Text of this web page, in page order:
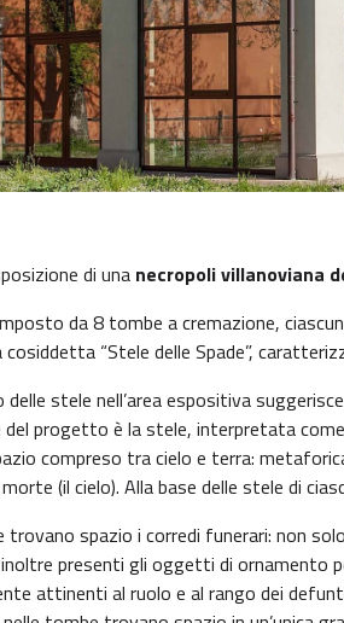
di una necropoli villanoviana
da 8 tombe a cremazione,
“Stele delle Spade”,
stele nell’area espositiva
del progetto è la stele, interpretata
compreso tra cielo e terra:
(il cielo). Alla base delle stele di
spazio i corredi funerari: non
presenti gli oggetti di ornamento
attinenti al ruolo e al rango dei